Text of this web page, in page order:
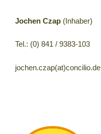
Jochen Czap (Inhaber)
Tel.: (0) 841 / 9383-103
jochen.czap(at)concilio.de